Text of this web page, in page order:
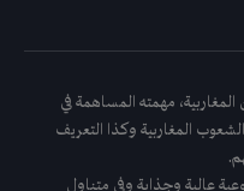
مهمته المساهمة في
المغاربية وكذا التعريف
عالية وجذابة وفي متناول